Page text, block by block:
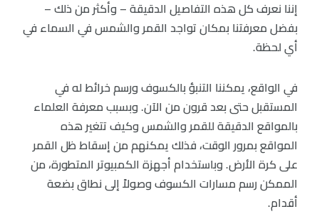
إننا نعرف كل هذه التفاصيل الدقيقة – وأكثر من ذلك –
بفضل معرفتنا بمكان تواجد القمر والشمس في السماء في
أي لحظة.
في الواقع، يمكننا التنبؤ بالكسوف ورسم خرائط له في
المستقبل حتى بعد قرون من الآن. وبسبب معرفة العلماء
بالمواقع الدقيقة للقمر والشمس وكيف تتغير هذه
المواقع بمرور الوقت، فذلك يمكنهم من إسقاط ظل القمر
على كرة الأرض. وباستخدام أجهزة الكمبيوتر المتطورة، من
الممكن رسم مسارات الكسوف وصولاً إلى نطاق بضعة
أقدام.